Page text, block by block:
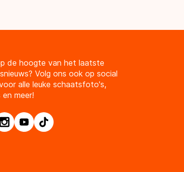
de hoogte van het laatste
Volg ons ook op social
alle leuke schaatsfoto's,
meer!